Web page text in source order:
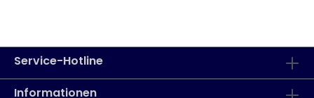
Service-Hotline
Informationen